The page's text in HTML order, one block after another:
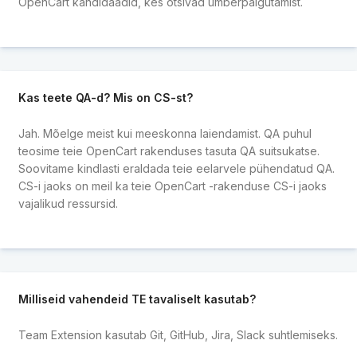
Kas teete QA-d? Mis on CS-st?
Jah. Mõelge meist kui meeskonna laiendamist. QA puhul
teosime teie OpenCart rakenduses tasuta QA suitsukatse.
Soovitame kindlasti eraldada teie eelarvele pühendatud QA.
CS-i jaoks on meil ka teie OpenCart -rakenduse CS-i jaoks
vajalikud ressursid.
Milliseid vahendeid TE tavaliselt kasutab?
Team Extension kasutab Git, GitHub, Jira, Slack suhtlemiseks.